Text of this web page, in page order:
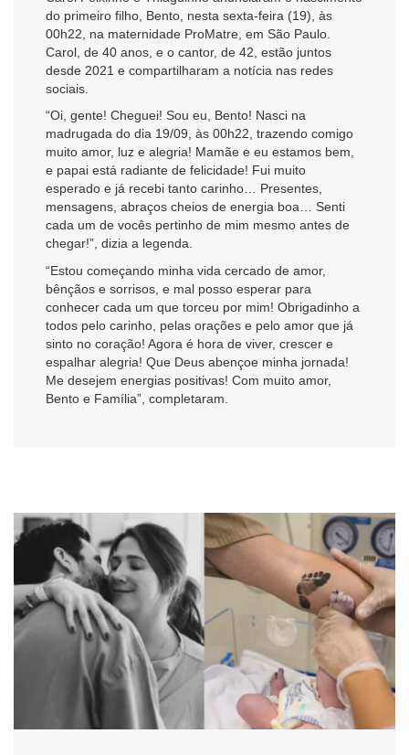
do primeiro filho, Bento, nesta sexta-feira (19), às
00h22, na maternidade ProMatre, em São Paulo.
Carol, de 40 anos, e o cantor, de 42, estão juntos
desde 2021 e compartilharam a notícia nas redes
sociais.
“Oi, gente! Cheguei! Sou eu, Bento! Nasci na
madrugada do dia 19/09, às 00h22, trazendo comigo
muito amor, luz e alegria! Mamãe e eu estamos bem,
e papai está radiante de felicidade! Fui muito
esperado e já recebi tanto carinho… Presentes,
mensagens, abraços cheios de energia boa… Senti
cada um de vocês pertinho de mim mesmo antes de
chegar!”, dizia a legenda.
“Estou começando minha vida cercado de amor,
bênçãos e sorrisos, e mal posso esperar para
conhecer cada um que torceu por mim! Obrigadinho a
todos pelo carinho, pelas orações e pelo amor que já
sinto no coração! Agora é hora de viver, crescer e
espalhar alegria! Que Deus abençoe minha jornada!
Me desejem energias positivas! Com muito amor,
Bento e Família”, completaram.